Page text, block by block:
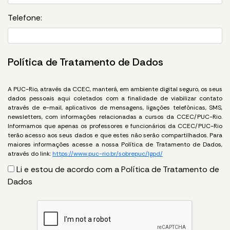
Telefone:
Política de Tratamento de Dados
A PUC-Rio, através da CCEC, manterá, em ambiente digital seguro, os seus
dados pessoais aqui coletados com a finalidade de viabilizar contato
através de e-mail, aplicativos de mensagens, ligações telefônicas, SMS,
newsletters, com informações relacionadas a cursos da CCEC/PUC-Rio.
Informamos que apenas os professores e funcionários da CCEC/PUC-Rio
terão acesso aos seus dados e que estes não serão compartilhados. Para
maiores informações acesse a nossa Política de Tratamento de Dados,
através do link: https://www.puc-rio.br/sobrepuc/lgpd/
Li e estou de acordo com a Política de Tratamento de
Dados